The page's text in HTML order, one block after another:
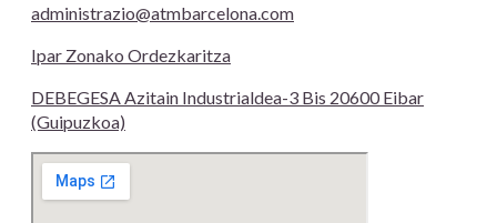
administrazio@atmbarcelona.com
Ipar Zonako Ordezkaritza
DEBEGESA Azitain Industrialdea-3 Bis 20600 Eibar
(Guipuzkoa)